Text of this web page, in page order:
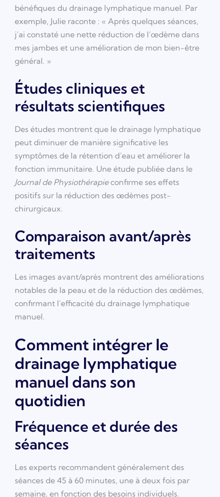
bénéfiques du drainage lymphatique manuel. Par
exemple, Julie raconte : « Après quelques séances,
j’ai constaté une nette réduction de l’œdème dans
mes jambes et une amélioration de mon bien-être
général. »
Études cliniques et
résultats scientifiques
Des études montrent que le drainage lymphatique
peut diminuer de manière significative les
symptômes de la rétention d’eau et améliorer la
fonction immunitaire. Une étude publiée dans le
Journal de Physiothérapieconfirme ses effets
positifs sur la réduction des œdèmes post-
chirurgicaux.
Comparaison avant/après
traitements
Les images avant/après montrent des améliorations
notables de la peau et de la réduction des œdèmes,
confirmant l’efficacité du drainage lymphatique
manuel.
Comment intégrer le
drainage lymphatique
manuel dans son
quotidien
Fréquence et durée des
séances
Les experts recommandent généralement des
séances de 45 à 60 minutes, une à deux fois par
semaine, en fonction des besoins individuels.